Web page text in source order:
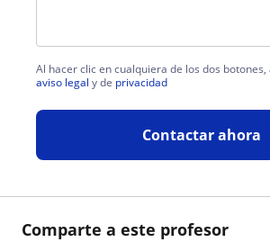
Comparte a este profesor
Al hacer clic en cualquiera de los dos
aviso legal y de privacidad
Contactar ahora